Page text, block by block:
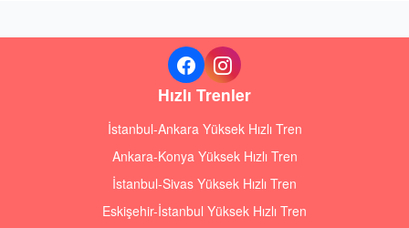
Hızlı Trenler
İstanbul-Ankara Yüksek Hızlı Tren
Ankara-Konya Yüksek Hızlı Tren
İstanbul-Sivas Yüksek Hızlı Tren
Eskişehir-İstanbul Yüksek Hızlı Tren